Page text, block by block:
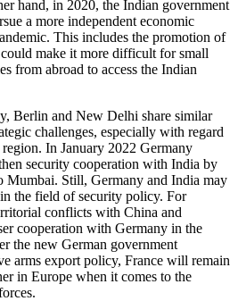
hand, in 2020, the Indian government
a more independent eco­nomic
This includes the promotion of
make it more dif­ficult for small
from abroad to access the Indian
Berlin and New Delhi share similar
challenges, especially with regard
In January 2022 Germany
security cooperation with India by
Mumbai. Still, Germany and India may
the field of security policy. For
conflicts with China and
cooperation with Germany in the
the new German government
arms export policy, France will remain
in Europe when it comes to the